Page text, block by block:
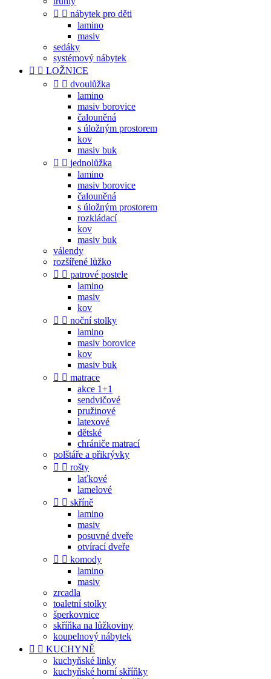
  nábytek pro děti
lamino
masiv
sedáky
systémový nábytek
  LOŽNICE
  dvoulůžka
lamino
masiv borovice
čalouněná
s úložným prostorem
kov
masiv buk
  jednolůžka
lamino
masiv borovice
čalouněná
s úložným prostorem
rozkládací
kov
masiv buk
válendy
rozšířené lůžko
  patrové postele
lamino
masiv
kov
  noční stolky
lamino
masiv borovice
kov
masiv buk
  matrace
akce 1+1
sendvičové
pružinové
latexové
dětské
chrániče matrací
polštáře a přikrývky
  rošty
laťkové
lamelové
  skříně
lamino
masiv
posuvné dveře
otvírací dveře
  komody
lamino
masiv
zrcadla
toaletní stolky
šperkovnice
skříňka na lůžkoviny
koupelnový nábytek
  KUCHYNĚ
kuchyňské linky
kuchyňské horní skříňky